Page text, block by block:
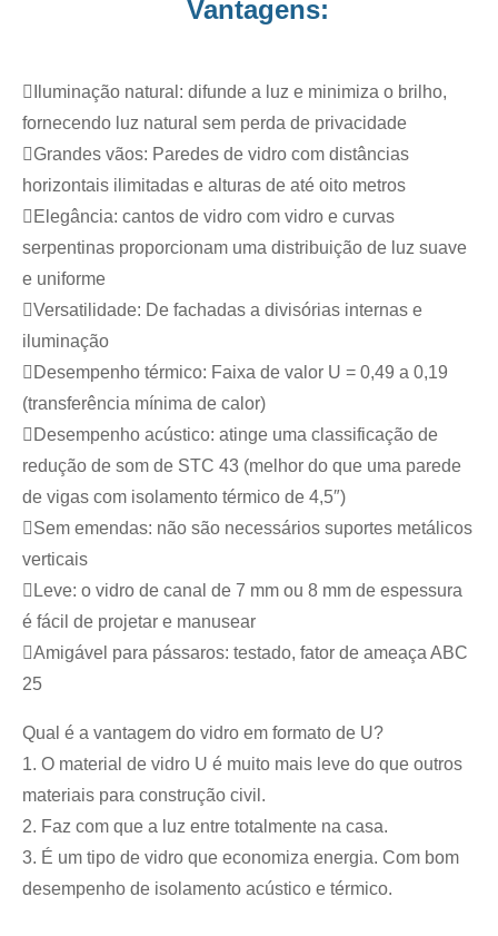
Vantagens:
Iluminação natural: difunde a luz e minimiza o brilho,
fornecendo luz natural sem perda de privacidade
Grandes vãos: Paredes de vidro com distâncias
horizontais ilimitadas e alturas de até oito metros
Elegância: cantos de vidro com vidro e curvas
serpentinas proporcionam uma distribuição de luz suave
e uniforme
Versatilidade: De fachadas a divisórias internas e
iluminação
Desempenho térmico: Faixa de valor U = 0,49 a 0,19
(transferência mínima de calor)
Desempenho acústico: atinge uma classificação de
redução de som de STC 43 (melhor do que uma parede
de vigas com isolamento térmico de 4,5″)
Sem emendas: não são necessários suportes metálicos
verticais
Leve: o vidro de canal de 7 mm ou 8 mm de espessura
é fácil de projetar e manusear
Amigável para pássaros: testado, fator de ameaça ABC
25
Qual é a vantagem do vidro em formato de U?
1. O material de vidro U é muito mais leve do que outros
materiais para construção civil.
2. Faz com que a luz entre totalmente na casa.
3. É um tipo de vidro que economiza energia. Com bom
desempenho de isolamento acústico e térmico.